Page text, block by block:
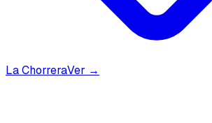
La ChorreraVer →